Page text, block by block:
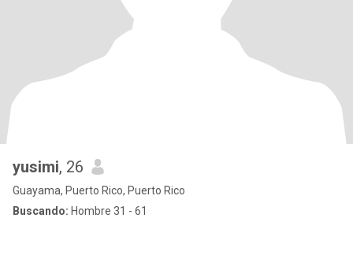
yusimi, 26
Guayama, Puerto Rico, Puerto Rico
Buscando: Hombre 31 - 61